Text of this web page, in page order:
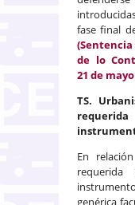
fase final
de lo
21 de
TS.
En
genérica